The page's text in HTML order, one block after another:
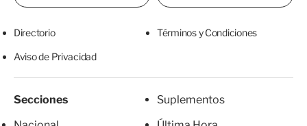
Directorio Términos y Condiciones
Aviso de Privacidad
Secciones
Suplementos